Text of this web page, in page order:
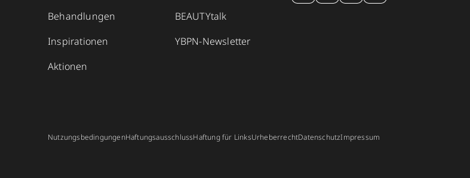
Behandlungen
Inspirationen
Aktionen
BEAUTYtalk
YBPN-Newsletter
NutzungsbedingungenHaftungsausschlussHaftung für LinksUrheberrechtDatenschutzImpressum